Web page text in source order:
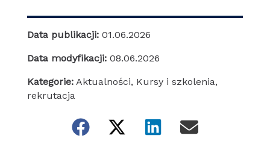
Data publikacji: 01.06.2026
Data modyfikacji: 08.06.2026
Kategorie: Aktualności, Kursy i szkolenia,
rekrutacja